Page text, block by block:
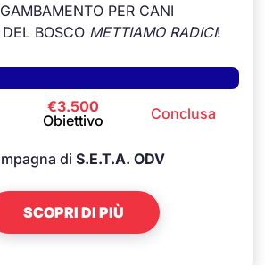
PER CANI
DEL BOSCO METTIAMO RADICI!
€3.500
Obiettivo
Conclusa
di S.E.T.A. ODV
SCOPRI DI PIÙ